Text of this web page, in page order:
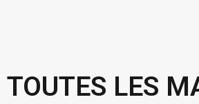
TOUTES LES